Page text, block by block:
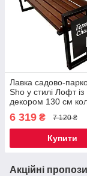
Лавка садово-
Sho у стилі Лофт із
декором 130 см
6 319 ₴ 7 120 ₴
Купити
Акційні